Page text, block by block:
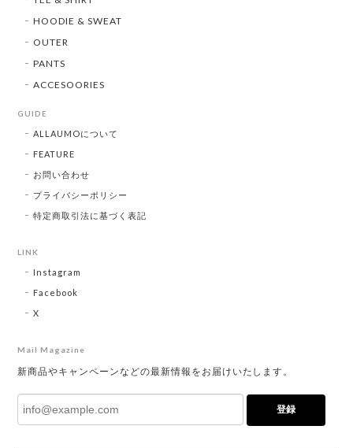
HOODIE & SWEAT
OUTER
PANTS
ACCESOORIES
GUIDE
ALLAUMOについて
FEATURE
お問い合わせ
プライバシーポリシー
特定商取引法に基づく表記
LINK
Instagram
Facebook
X
Mail Magazine
新商品やキャンペーンなどの最新情報をお届けいたします。
登録